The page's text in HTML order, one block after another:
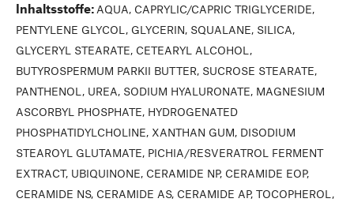
Inhaltsstoffe: AQUA, CAPRYLIC/CAPRIC TRIGLYCERIDE,
PENTYLENE GLYCOL, GLYCERIN, SQUALANE, SILICA,
GLYCERYL STEARATE, CETEARYL ALCOHOL,
BUTYROSPERMUM PARKII BUTTER, SUCROSE STEARATE,
PANTHENOL, UREA, SODIUM HYALURONATE, MAGNESIUM
ASCORBYL PHOSPHATE, HYDROGENATED
PHOSPHATIDYLCHOLINE, XANTHAN GUM, DISODIUM
STEAROYL GLUTAMATE, PICHIA/RESVERATROL FERMENT
EXTRACT, UBIQUINONE, CERAMIDE NP, CERAMIDE EOP,
CERAMIDE NS, CERAMIDE AS, CERAMIDE AP, TOCOPHEROL,